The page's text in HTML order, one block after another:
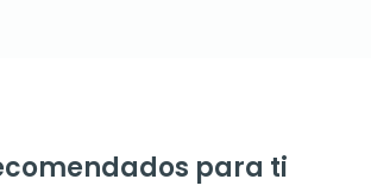
para ti